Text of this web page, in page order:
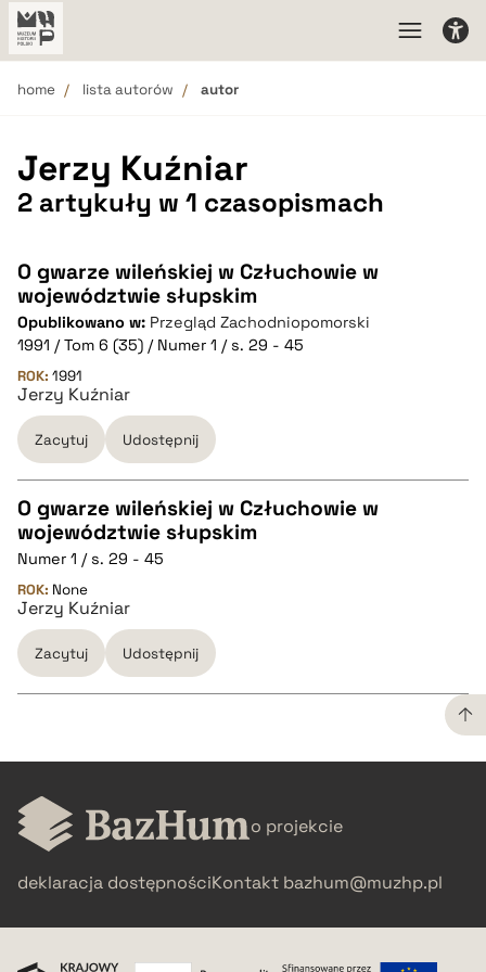
home lista autorów autor
Jerzy Kuźniar
2 artykuły w 1 czasopismach
O gwarze wileńskiej w Człuchowie w
województwie słupskim
Opublikowano w: Przegląd Zachodniopomorski
1991 / Tom 6 (35) / Numer 1 / s. 29 - 45
ROK: 1991
Jerzy Kuźniar
Zacytuj Udostępnij
CZYSTY TEKST
pobierz cytat
BIBTEX
O gwarze wileńskiej w Człuchowie w
województwie słupskim
Numer 1 / s. 29 - 45
ROK: None
Jerzy Kuźniar
Zacytuj Udostępnij
CZYSTY TEKST
pobierz cytat
BIBTEX
o projekcie
deklaracja dostępnościKontakt bazhum@muzhp.pl